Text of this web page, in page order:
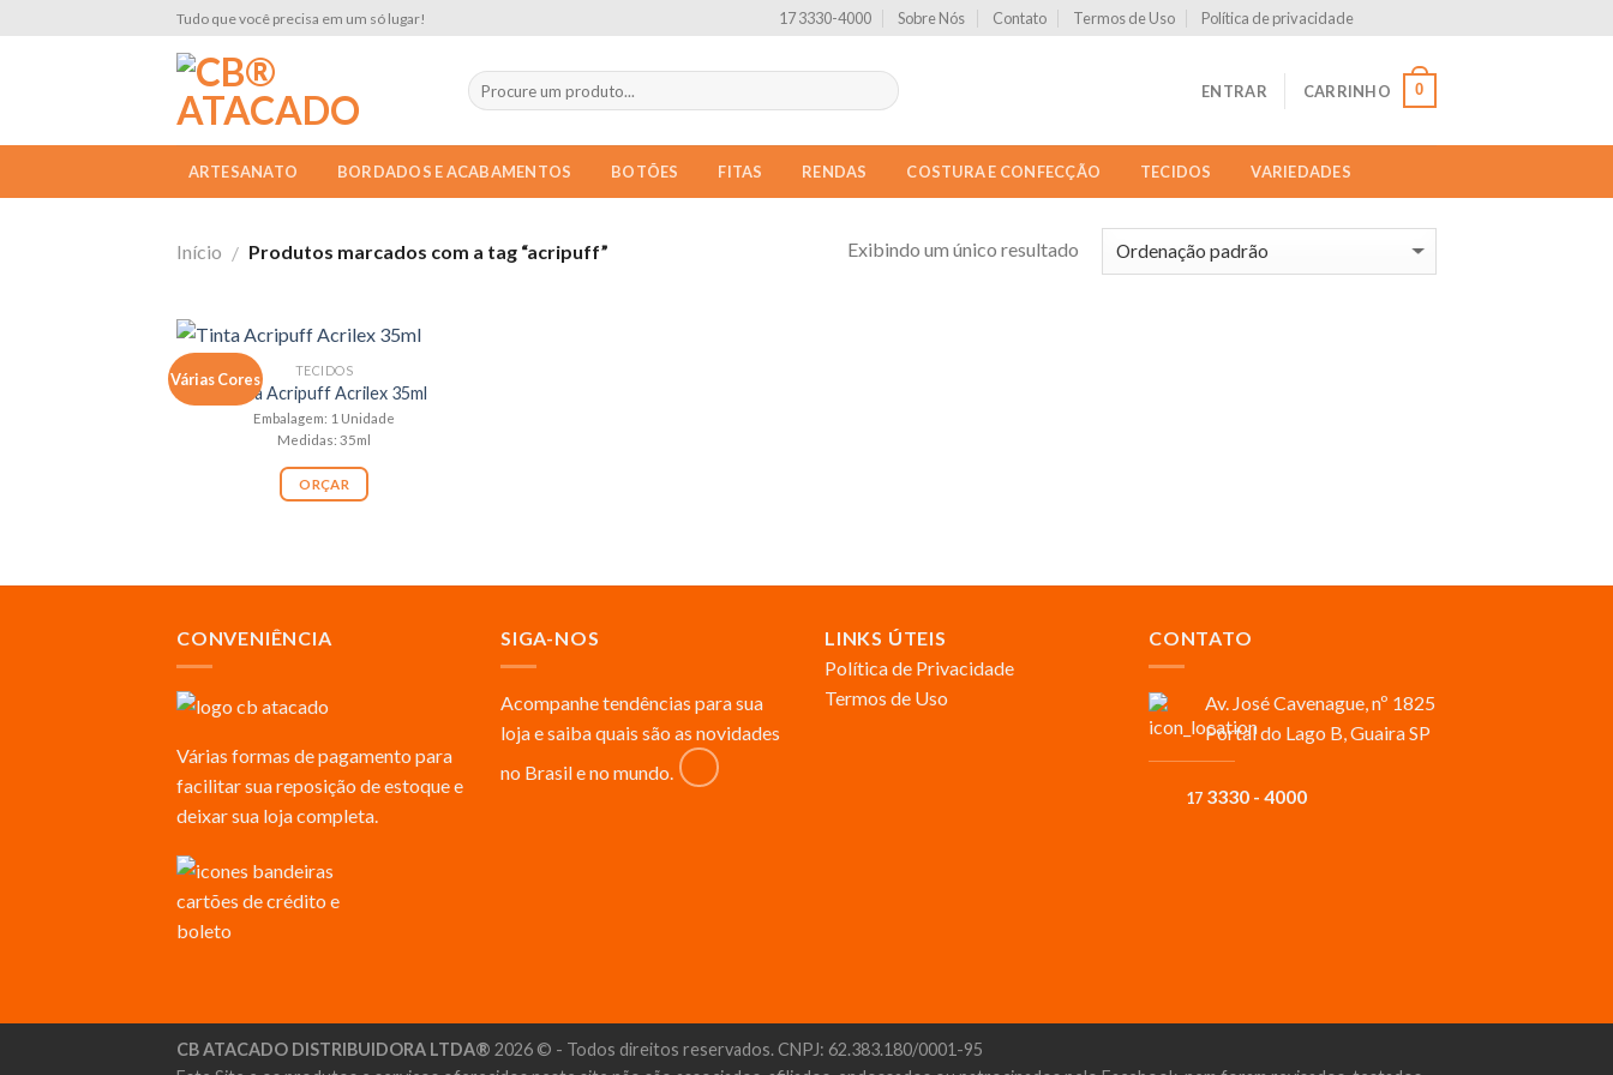
Tudo que você precisa em um só lugar! 17 3330-4000 Sobre Nós Contato Termos de Uso Política de privacidade
ENTRAR CARRINHO 0
ARTESANATO BORDADOS E ACABAMENTOS BOTÕES FITAS RENDAS COSTURA E CONFECÇÃO TECIDOS VARIEDADES
Início / Produtos marcados com a tag “acripuff” Exibindo um único resultado
Várias Cores TECIDOS
Tinta Acripuff Acrilex 35ml
Embalagem: 1 Unidade
Medidas: 35ml
ORÇAR
CONVENIÊNCIA
Várias formas de pagamento para
facilitar sua reposição de estoque e
deixar sua loja completa.
SIGA-NOS
Acompanhe tendências para sua
loja e saiba quais são as novidades
no Brasil e no mundo.
LINKS ÚTEIS
Política de Privacidade
Termos de Uso
CONTATO
Av. José Cavenague, nº 1825
Portal do Lago B, Guaira SP
17 3330 - 4000
CB ATACADO DISTRIBUIDORA LTDA® 2026 © - Todos direitos reservados. CNPJ: 62.383.180/0001-95